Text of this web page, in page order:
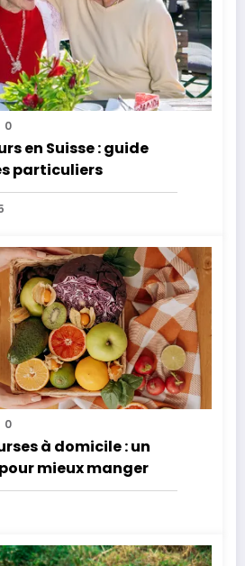
0
en Suisse : guide
particuliers
0
à domicile : un
mieux manger